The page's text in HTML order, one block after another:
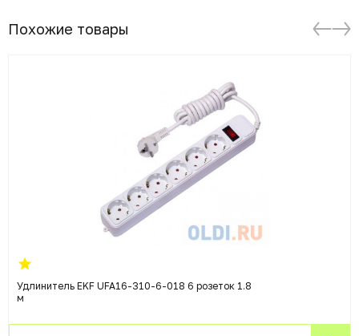
Похожие товары
Удлинитель EKF UFA16-310-6-018 6 розеток 1.8
м